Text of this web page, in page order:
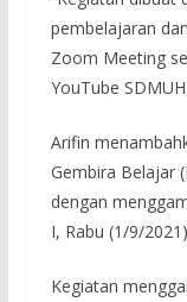
pembelajaran
Zoom Meeting
YouTube
Arifin
Gembira Belajar
dengan
I, Rabu (1/9/
Kegiatan